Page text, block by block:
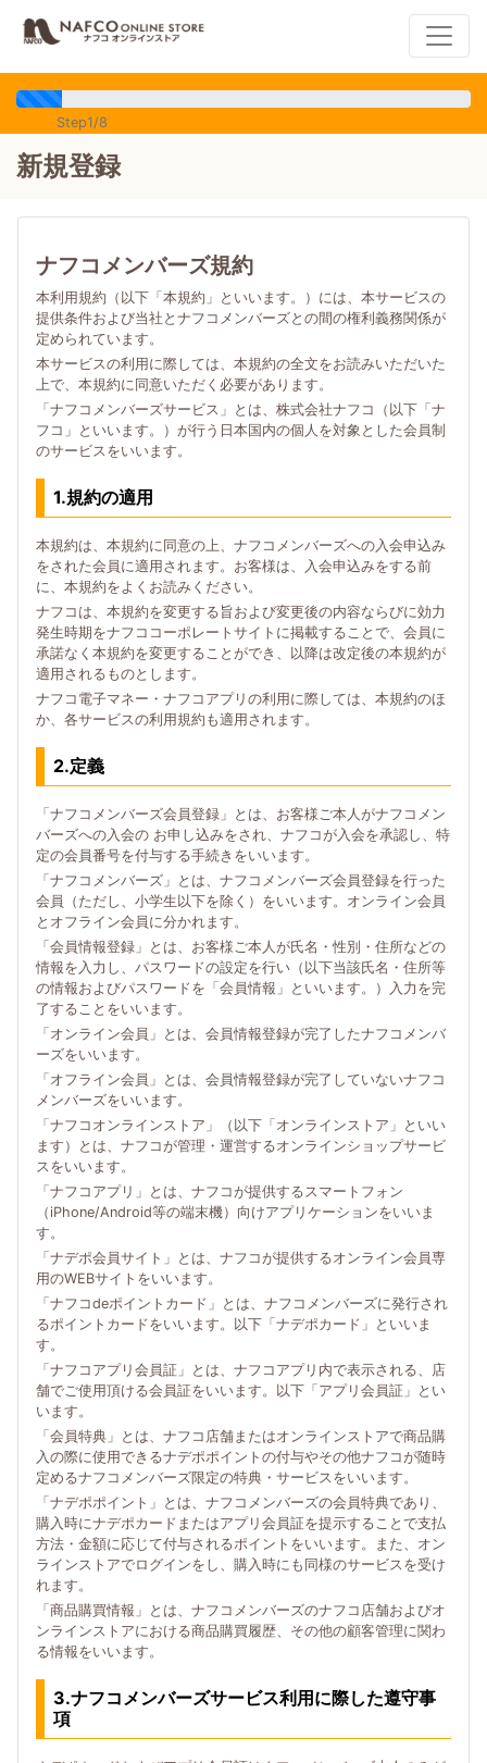
Step1/8
新規登録
ナフコメンバーズ規約
本利用規約（以下「本規約」といいます。）には、本サービスの
提供条件および当社とナフコメンバーズとの間の権利義務関係が
定められています。
本サービスの利用に際しては、本規約の全文をお読みいただいた
上で、本規約に同意いただく必要があります。
「ナフコメンバーズサービス」とは、株式会社ナフコ（以下「ナ
フコ」といいます。）が行う日本国内の個人を対象とした会員制
のサービスをいいます。
1.規約の適用
本規約は、本規約に同意の上、ナフコメンバーズへの入会申込み
をされた会員に適用されます。お客様は、入会申込みをする前
に、本規約をよくお読みください。
ナフコは、本規約を変更する旨および変更後の内容ならびに効力
発生時期をナフココーポレートサイトに掲載することで、会員に
承諾なく本規約を変更することができ、以降は改定後の本規約が
適用されるものとします。
ナフコ電子マネー・ナフコアプリの利用に際しては、本規約のほ
か、各サービスの利用規約も適用されます。
2.定義
「ナフコメンバーズ会員登録」とは、お客様ご本人がナフコメン
バーズへの入会の お申し込みをされ、ナフコが入会を承認し、特
定の会員番号を付与する手続きをいいます。
「ナフコメンバーズ」とは、ナフコメンバーズ会員登録を行った
会員（ただし、小学生以下を除く）をいいます。オンライン会員
とオフライン会員に分かれます。
「会員情報登録」とは、お客様ご本人が氏名・性別・住所などの
情報を入力し、パスワードの設定を行い（以下当該氏名・住所等
の情報およびパスワードを「会員情報」といいます。）入力を完
了することをいいます。
「オンライン会員」とは、会員情報登録が完了したナフコメンバ
ーズをいいます。
「オフライン会員」とは、会員情報登録が完了していないナフコ
メンバーズをいいます。
「ナフコオンラインストア」（以下「オンラインストア」といい
ます）とは、ナフコが管理・運営するオンラインショップサービ
スをいいます。
「ナフコアプリ」とは、ナフコが提供するスマートフォン
（iPhone/Android等の端末機）向けアプリケーションをいいま
す。
「ナデポ会員サイト」とは、ナフコが提供するオンライン会員専
用のWEBサイトをいいます。
「ナフコdeポイントカード」とは、ナフコメンバーズに発行され
るポイントカードをいいます。以下「ナデポカード」といいま
す。
「ナフコアプリ会員証」とは、ナフコアプリ内で表示される、店
舗でご使用頂ける会員証をいいます。以下「アプリ会員証」とい
います。
「会員特典」とは、ナフコ店舗またはオンラインストアで商品購
入の際に使用できるナデポポイントの付与やその他ナフコが随時
定めるナフコメンバーズ限定の特典・サービスをいいます。
「ナデポポイント」とは、ナフコメンバーズの会員特典であり、
購入時にナデポカードまたはアプリ会員証を提示することで支払
方法・金額に応じて付与されるポイントをいいます。また、オン
ラインストアでログインをし、購入時にも同様のサービスを受け
れます。
「商品購買情報」とは、ナフコメンバーズのナフコ店舗およびオ
ンラインストアにおける商品購買履歴、その他の顧客管理に関わ
る情報をいいます。
3.ナフコメンバーズサービス利用に際した遵守事
項